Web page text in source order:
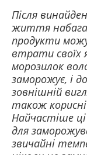
Після
життя
продукти
втрати своїх
морозилок
заморожує, і
зовнішній
також
Найчастіше
для
звичайні